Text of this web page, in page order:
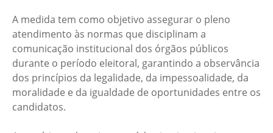
A medida tem como objetivo assegurar o pleno
atendimento às normas que disciplinam a
comunicação institucional dos órgãos públicos
durante o período eleitoral, garantindo a observância
dos princípios da legalidade, da impessoalidade, da
moralidade e da igualdade de oportunidades entre os
candidatos.